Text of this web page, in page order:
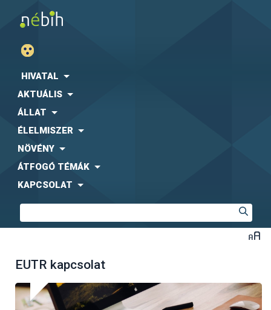
HIVATAL
AKTUÁLIS
ÁLLAT
ÉLELMISZER
NÖVÉNY
ÁTFOGÓ TÉMÁK
KAPCSOLAT
EUTR kapcsolat